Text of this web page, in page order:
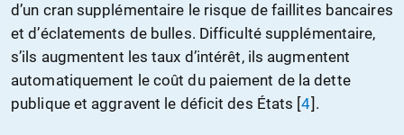
d’un cran supplémentaire le risque de faillites bancaires
et d’éclatements de bulles. Difficulté supplémentaire,
s’ils augmentent les taux d’intérêt, ils augmentent
automatiquement le coût du paiement de ladette
publique et aggravent le déficit des États [4].